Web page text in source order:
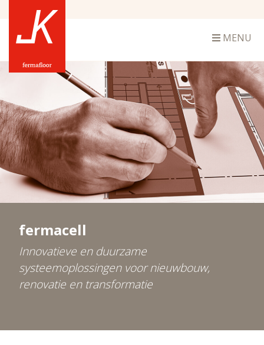
MENU
fermacell
Innovatieve en duurzame
systeemoplossingen voor nieuwbouw,
renovatie en transformatie